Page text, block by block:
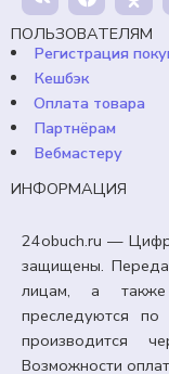
Продавец:
ПОЛЬЗОВАТЕЛЯМ
Регистрация
Кешбэк
Оплата товара
Партнёрам
Вебмастеру
ИНФОРМАЦИЯ
24obuch.ru —
защищены.
лицам, а
преследуются по
производится
Возможности